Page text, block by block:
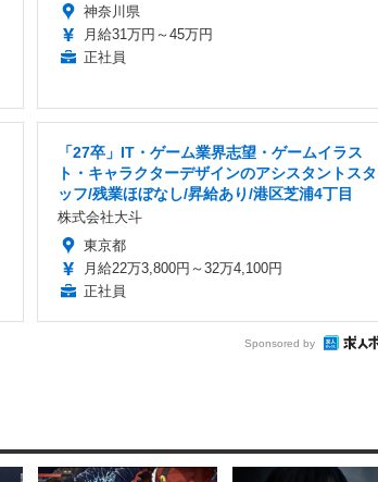
神奈川県
月給31万円～45万円
正社員
「27卒」IT・ゲーム業界志望・ゲームイラス
ト・キャラクターデザインのアシスタントスタ
ッフ/残業ほぼなし/昇給あり/港区芝浦4丁目
株式会社大斗
東京都
月給22万3,800円～32万4,100円
正社員
Sponsored by